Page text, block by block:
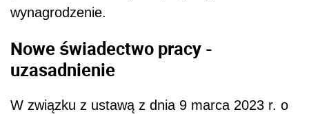
wynagrodzenie.
Nowe świadectwo pracy -
uzasadnienie
W związku z ustawą z dnia 9 marca 2023 r. o